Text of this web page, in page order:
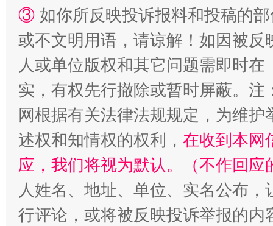
“蜀中异人”王建安的艺术幻境
③ 如你所反映投诉报料和投稿的
或不文明用语，请谅解！如因被
人或单位版权和其它问题需即时在
实，有权先行撤除或暂时屏蔽。
网根据有关法律法规规定，为维
述权和知情权的权利， 在收到本网
应，我们将视为默认。（不作回应
人姓名、地址、单位、实名公布
行评论，或将被反映投诉举报的